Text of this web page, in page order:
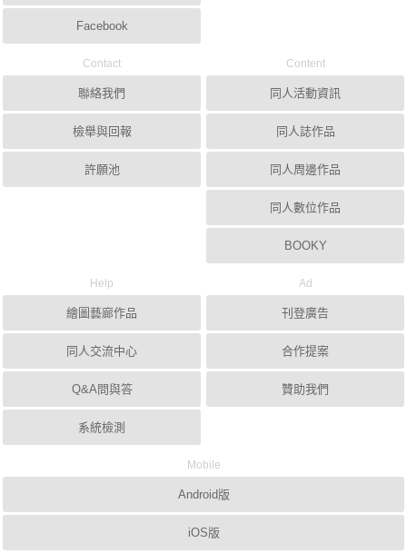
Facebook
Contact
聯絡我們
檢舉與回報
許願池
Content
同人活動資訊
同人誌作品
同人周邊作品
同人數位作品
BOOKY
Help
繪圖藝廊作品
同人交流中心
Q&A問與答
系統檢測
Ad
刊登廣告
合作提案
贊助我們
Mobile
Android版
iOS版